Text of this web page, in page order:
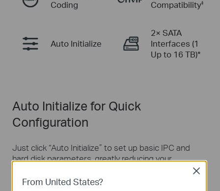
Coding
Compatibility‡
AutoInitialize
2× SATA
Interfaces (1
Up to 16 TB)*
Auto Initialize for Quick
Configuration
Just click “Auto Initialize” to set up basic IPC and
hard disk parameters, greatly reducing your
From United States?
Close